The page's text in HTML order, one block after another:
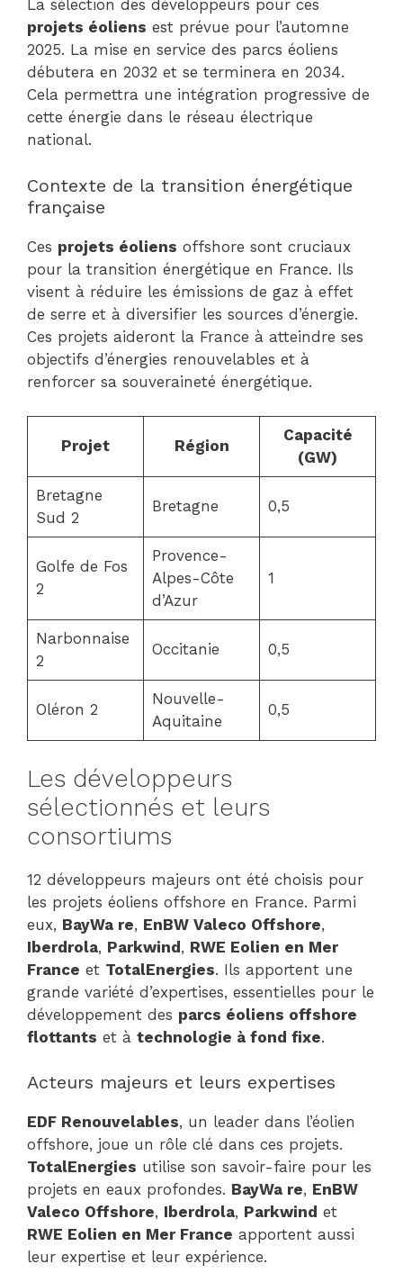
La sélection des développeurs pour ces
projets éoliens est prévue pour l’automne
2025. La mise en service des parcs éoliens
débutera en 2032 et se terminera en 2034.
Cela permettra une intégration progressive de
cette énergie dans le réseau électrique
national.
Contexte de la transition énergétique
française
Ces projets éoliens offshore sont cruciaux
pour la transition énergétique en France. Ils
visent à réduire les émissions de gaz à effet
de serre et à diversifier les sources d’énergie.
Ces projets aideront la France à atteindre ses
objectifs d’énergies renouvelables et à
renforcer sa souveraineté énergétique.
Projet Région
Capacité
(GW)
Bretagne
Sud 2
Bretagne 0,5
Golfe de Fos
2
Provence-
Alpes-Côte
d’Azur
1
Narbonnaise
2
Occitanie 0,5
Oléron 2
Nouvelle-
Aquitaine
0,5
Les développeurs
sélectionnés et leurs
consortiums
12 développeurs majeurs ont été choisis pour
les projets éoliens offshore en France. Parmi
eux, BayWa re, EnBW Valeco Offshore,
Iberdrola, Parkwind, RWE Eolien en Mer
France et TotalEnergies. Ils apportent une
grande variété d’expertises, essentielles pour le
développement des parcs éoliens offshore
flottants et à technologie à fond fixe.
Acteurs majeurs et leurs expertises
EDF Renouvelables, un leader dans l’éolien
offshore, joue un rôle clé dans ces projets.
TotalEnergies utilise son savoir-faire pour les
projets en eaux profondes. BayWa re, EnBW
Valeco Offshore, Iberdrola, Parkwind et
RWE Eolien en Mer France apportent aussi
leur expertise et leur expérience.